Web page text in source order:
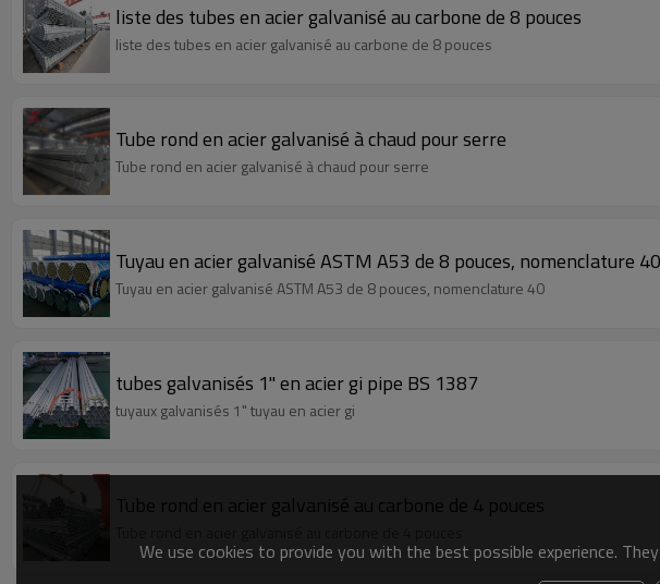
liste des tubes en acier galvanisé au carbone de 8 pouces
liste des tubes en acier galvanisé au carbone de 8 pouces
Tube rond en acier galvanisé à chaud pour serre
Tube rond en acier galvanisé à chaud pour serre
Tuyau en acier galvanisé ASTM A53 de 8 pouces, nomenclature 40
Tuyau en acier galvanisé ASTM A53 de 8 pouces, nomenclature 40
tubes galvanisés 1" en acier gi pipe BS 1387
tuyaux galvanisés 1" tuyau en acier gi
Tube rond en acier galvanisé au carbone de 4 pouces
We use cookies to provide you with the best possible experience.